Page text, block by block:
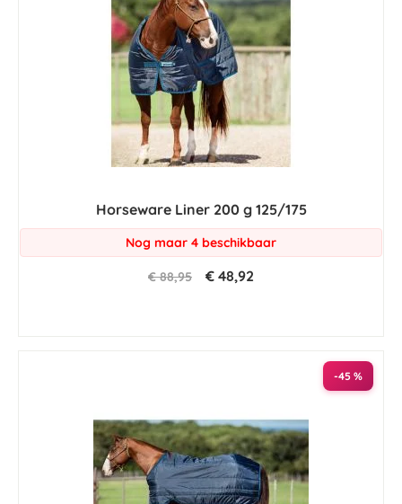
Horseware Liner 200 g 125/175
Nog maar 4 beschikbaar
€ 88,95 € 48,92
-45 %